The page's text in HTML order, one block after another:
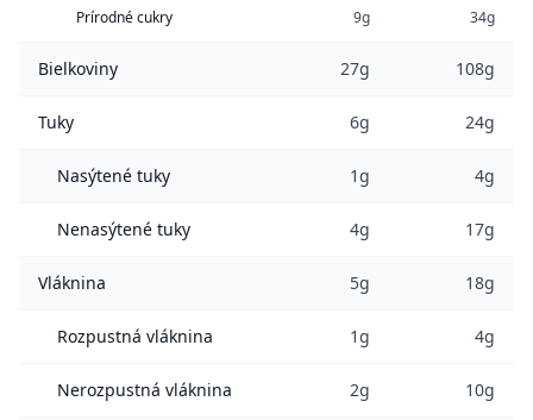
Prírodné cukry 9g 34g
Bielkoviny 27g 108g
Tuky 6g 24g
Nasýtené tuky 1g 4g
Nenasýtené tuky 4g 17g
Vláknina 5g 18g
Rozpustná vláknina 1g 4g
Nerozpustná vláknina 2g 10g